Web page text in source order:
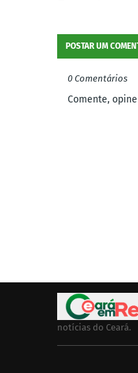
POSTAR UM
0 Comentários
Comente,
notícias do Ceará.